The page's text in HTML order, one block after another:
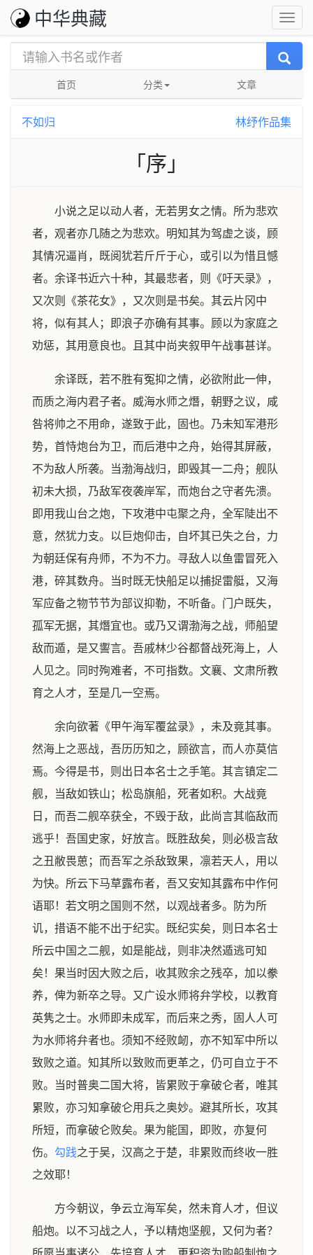
中华典藏
首页 分类 文章
不如归 林纾作品集
「序」
小说之足以动人者，无若男女之情。所为悲欢
者，观者亦几随之为悲欢。明知其为驾虚之谈，顾
其情况逼肖，既阅犹若斤斤于心，或引以为惜且憾
者。余译书近六十种，其最悲者，则《吁天录》，
又次则《茶花女》，又次则是书矣。其云片冈中
将，似有其人；即浪子亦确有其事。顾以为家庭之
劝惩，其用意良也。且其中尚夹叙甲午战事甚详。
余译既，若不胜有冤抑之情，必欲附此一伸，
而质之海内君子者。威海水师之熸，朝野之议，咸
咎将帅之不用命，遂致于此，固也。乃未知军港形
势，首恃炮台为卫，而后港中之舟，始得其屏蔽，
不为敌人所袭。当渤海战归，即毁其一二舟；舰队
初未大损，乃敌军夜袭岸军，而炮台之守者先溃。
即用我山台之炮，下攻港中屯聚之舟，全军陡出不
意，然犹力支。以巨炮仰击，自坏其已失之台，力
为朝廷保有舟师，不为不力。寻敌人以鱼雷冒死入
港，碎其数舟。当时既无快船足以捕捉雷艇，又海
军应备之物节节为部议抑勒，不听备。门户既失，
孤军无据，其熸宜也。或乃又谓渤海之战，师船望
敌而遁，是又讆言。吾戚林少谷都督战死海上，人
人见之。同时殉难者，不可指数。文襄、文肃所教
育之人才，至是几一空焉。
余向欲著《甲午海军覆盆录》，未及竟其事。
然海上之恶战，吾历历知之，顾欲言，而人亦莫信
焉。今得是书，则出日本名士之手笔。其言镇定二
舰，当敌如铁山；松岛旗船，死者如积。大战竟
日，而吾二舰卒获全，不毁于敌，此尚言其临敌而
逃乎！吾国史家，好放言。既胜敌矣，则必极言敌
之丑敝畏葸；而吾军之杀敌致果，凛若天人，用以
为快。所云下马草露布者，吾又安知其露布中作何
语耶！若文明之国则不然，以观战者多。防为所
讥，措语不能不出于纪实。既纪实矣，则日本名士
所云中国之二舰，如是能战，则非决然遁逃可知
矣！果当时因大败之后，收其败余之残卒，加以豢
养，俾为新卒之导。又广设水师将弁学校，以教育
英隽之士。水师即未成军，而后来之秀，固人人可
为水师将弁者也。须知不经败衂，亦不知军中所以
致败之道。知其所以致败而更革之，仍可自立于不
败。当时普奥二国大将，皆累败于拿破仑者，唯其
累败，亦习知拿破仑用兵之奥妙。避其所长，攻其
所短，而拿破仑败矣。果为能国，即败，亦复何
伤。 勾践之于吴，汉高之于楚，非累败而终收一胜
之效耶！
方今朝议，争云立海军矣，然未育人才，但议
船炮。以不习战之人，予以精炮坚舰，又何为者？